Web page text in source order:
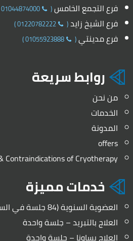
فرع التجمع الخامس(
01044874000
فرع الشيخ زايد(
01220782222
)
فرع مدينتي(
01055923888
)
روابط سريعة
من نحن
الخدمات
المدونة
offers
of Cryotherapy
خدمات مميزة
العضوية السنوية (84 جلسة في السنة)
العلاج بالتبريد – جلسة واحدة
العلاج بساونا – جلسة واحدة